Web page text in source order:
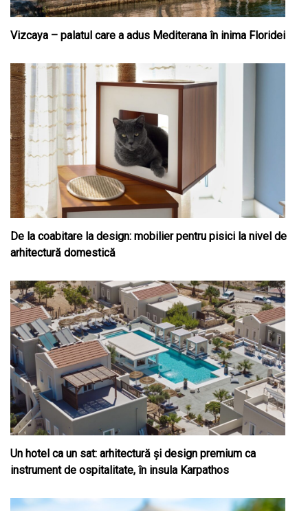
Vizcaya – palatul care a adus Mediterana în inima Floridei
De la coabitare la design: mobilier pentru pisici la nivel de
arhitectură domestică
Un hotel ca un sat: arhitectură și design premium ca
instrument de ospitalitate, în insula Karpathos